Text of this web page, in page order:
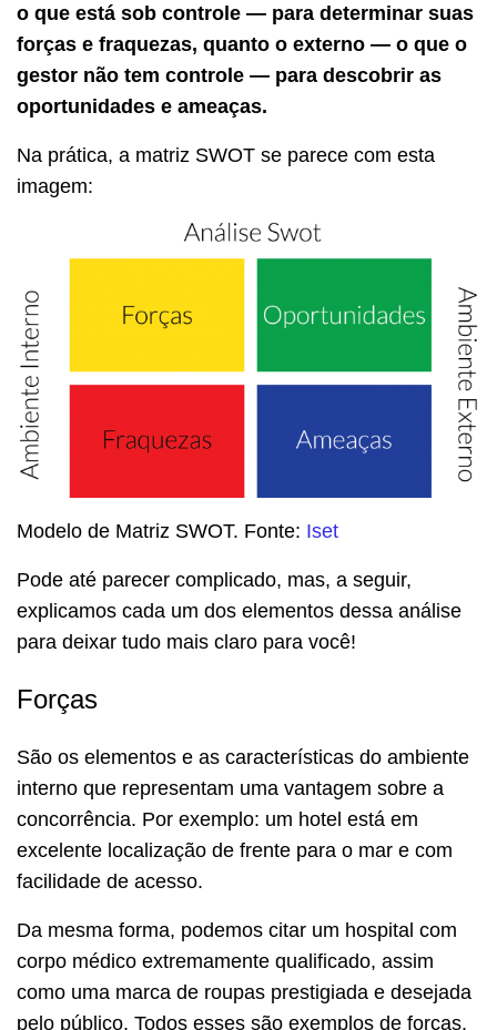
o que está sob controle — para determinar suas
forças e fraquezas, quanto o externo — o que o
gestor não tem controle — para descobrir as
oportunidades e ameaças.
Na prática, a matriz SWOT se parece com esta
imagem:
Modelo de Matriz SWOT. Fonte: Iset
Pode até parecer complicado, mas, a seguir,
explicamos cada um dos elementos dessa análise
para deixar tudo mais claro para você!
Forças
São os elementos e as características do ambiente
interno que representam uma vantagem sobre a
concorrência. Por exemplo: um hotel está em
excelente localização de frente para o mar e com
facilidade de acesso.
Da mesma forma, podemos citar um hospital com
corpo médico extremamente qualificado, assim
como uma marca de roupas prestigiada e desejada
pelo público. Todos esses são exemplos de forças.